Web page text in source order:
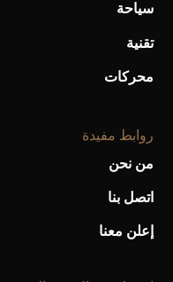
سياحة
تقنية
محركات
روابط مفيدة
من نحن
اتصل بنا
إعلن معنا